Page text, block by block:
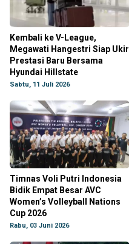
Kembali ke V-League,
Megawati Hangestri Siap Ukir
Prestasi Baru Bersama
Hyundai Hillstate
Sabtu, 11 Juli 2026
Timnas Voli Putri Indonesia
Bidik Empat Besar AVC
Women’s Volleyball Nations
Cup 2026
Rabu, 03 Juni 2026